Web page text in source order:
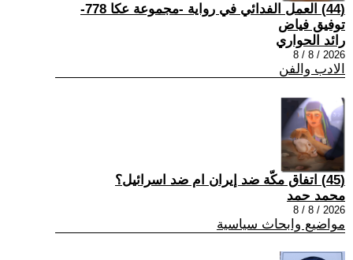
(44) العمل الفدائي في رواية -مجموعة عكا 778-
توفيق فياض
رائد الحواري
2026 / 8 / 8
الادب والفن
(45) اتفاق مكّة ضد إيران ام ضد اسرائيل؟
محمد حمد
2026 / 8 / 8
مواضيع وابحاث سياسية